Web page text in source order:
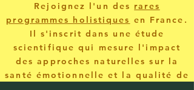
Rejoignez l'un des rares
programmes holistiques en France.
Il s'inscrit dans une étude
scientifique qui mesure l'impact
des approches naturelles sur la
santé émotionnelle et la qualité de